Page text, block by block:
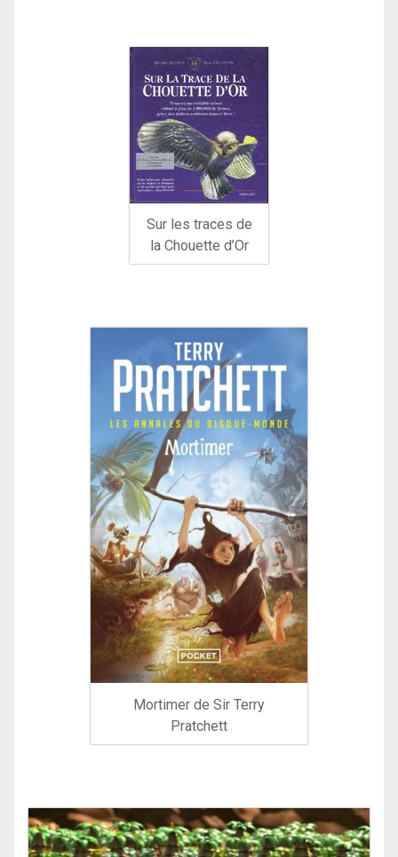
Sur les traces de
la Chouette d’Or
Mortimer de Sir Terry
Pratchett